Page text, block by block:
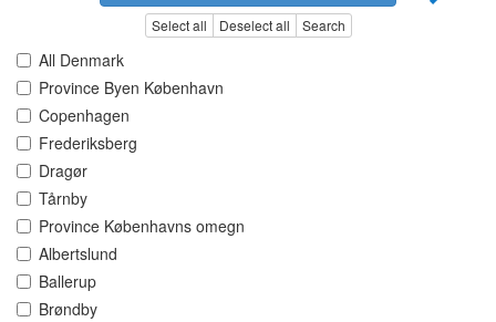
Select all Deselect all Search
All Denmark
Province Byen København
Copenhagen
Frederiksberg
Dragør
Tårnby
Province Københavns omegn
Albertslund
Ballerup
Brøndby